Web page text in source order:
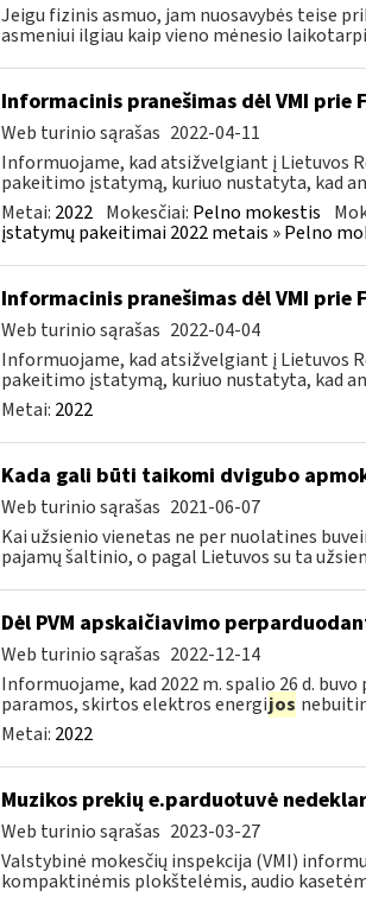
Jeigu fizinis asmuo, jam nuosavybės teise
asmeniui ilgiau kaip vieno mėnesio
Informacinis pranešimas dėl VMI prie
Web turinio sąrašas 2022-04-11
Informuojame, kad atsižvelgiant į Lietuvos
pakeitimo įstatymą, kuriuo nustatyta, kad
Metai: 2022 Mokesčiai: Pelno mokestis
įstatymų pakeitimai 2022 metais » Pelno
Informacinis pranešimas dėl VMI prie
Web turinio sąrašas 2022-04-04
Informuojame, kad atsižvelgiant į Lietuvos
pakeitimo įstatymą, kuriuo nustatyta, kad
Metai: 2022
Kada gali būti taikomi dvigubo
Web turinio sąrašas 2021-06-07
Kai užsienio vienetas ne per nuolatines
pajamų šaltinio, o pagal Lietuvos su ta
Dėl PVM apskaičiavimo
Web turinio sąrašas 2022-12-14
Informuojame, kad 2022 m. spalio 26 d.
paramos, skirtos elektros energijos
Metai: 2022
Muzikos prekių e.parduotuvė
Web turinio sąrašas 2023-03-27
Valstybinė mokesčių inspekcija (VMI)
kompaktinėmis plokštelėmis, audio